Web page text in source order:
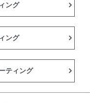
ング
ング
ティング